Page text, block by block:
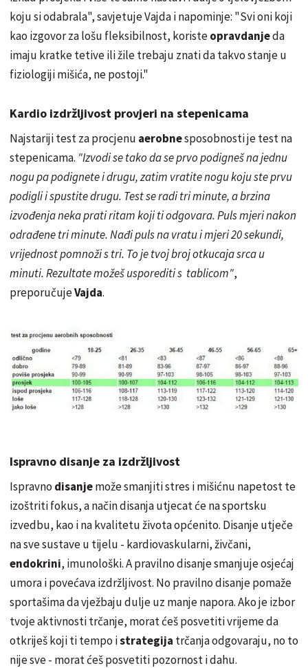
koju si odabrala", savjetuje Vajda i napominje: "Svi oni koji
kao izgovor za lošu fleksibilnost, koristeopravdanjeda
imaju kratke tetive ili žile trebaju znati da takvo stanje u
fiziologiji mišića, ne postoji."
Kardio izdržljivost provjeri na stepenicama
Najstariji test za procjenu aerobnesposobnosti je test na
stepenicama. "Izvodi se tako da se prvo podigneš na jednu
nogu pa podignete i drugu, zatim vratite nogu koju ste prvu
podigli i spustite drugu. Test se radi tri minute, a brzina
izvođenja neka prati ritam koji ti odgovara. Puls mjeri nakon
odrađene tri minute. Nađi puls na vratu imjeri 20sekundi,
vrijednost pomnoži s tri. To je tvoj broj otkucaja srca u
minuti. Rezultate možeš usporediti s tablicom",
preporučujeVajda.
Ispravno disanje za izdržljivost
Ispravno disanjemože smanjiti stres i mišićnu napetost te
izoštriti fokus, a način disanja utjecat će na sportsku
izvedbu, kao i na kvalitetu života općenito. Disanje utječe
na sve sustave u tijelu - kardiovaskularni, živčani,
endokrini, imunološki. A pravilno disanje smanjuje osjećaj
umora i povećava izdržljivost. No pravilno disanje pomaže
sportašima da vježbaju dulje uz manje napora. Ako je izbor
tvoje aktivnosti trčanje, morat ćeš posvetiti vrijeme da
otkriješ koji ti tempo istrategija trčanja odgovaraju, no to
nije sve - morat ćeš posvetiti pozornost i dahu.